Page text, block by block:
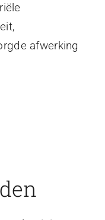
afwerking